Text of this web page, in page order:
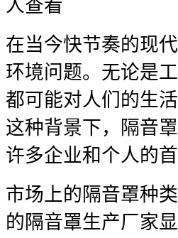
人查看
在当今快节奏的现
环境问题。无论是
都可能对人们的生
这种背景下，隔音
许多企业和个人的
市场上的隔音罩种
的隔音罩生产厂家